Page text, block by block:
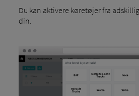
Du kan aktivere køretøjer fra
din.